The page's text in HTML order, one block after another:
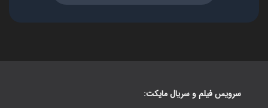
سرویس فیلم و سریال مایکت: